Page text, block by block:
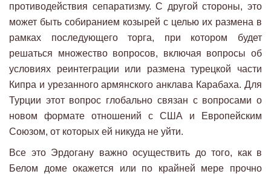
противодействия сепаратизму. С другой стороны, это
может быть собиранием козырей с целью их размена в
рамках последующего торга, при котором будет
решаться множество вопросов, включая вопросы об
условиях реинтеграции или размена турецкой части
Кипра и урезанного армянского анклава Карабаха. Для
Турции этот вопрос глобально связан с вопросами о
новом формате отношений с США и Европейским
Союзом, от которых ей никуда не уйти.
Все это Эрдогану важно осуществить до того, как в
Белом доме окажется или по крайней мере прочно